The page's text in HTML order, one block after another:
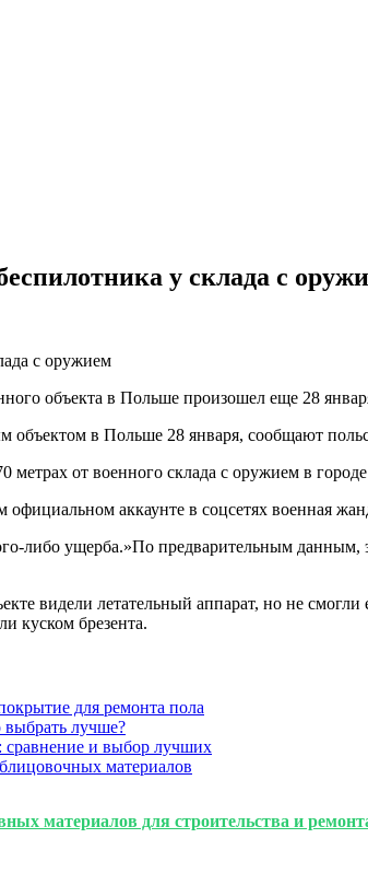
у склада с
объекта в Польше произошел еще 28
объектом в Польше 28 января, сообщают
метрах от военного склада с оружием в
официальном аккаунте в соцсетях военная
либо ущерба.»По предварительным
видели летательный аппарат, но не
куском брезента.
для ремонта пола
выбрать лучше?
и выбор лучших
материалов
материалов для строительства и